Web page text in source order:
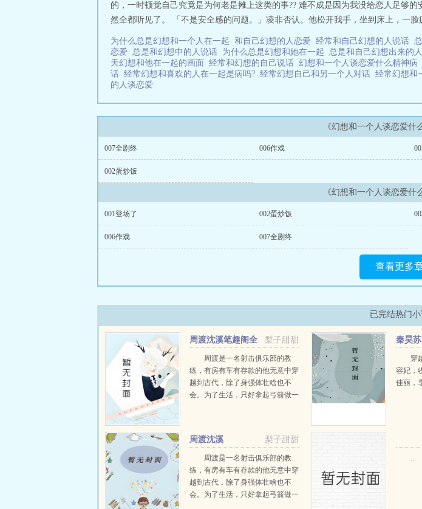
的，一时顿觉自己究竟是为何老是摊上这类的事?? 难不成是因为我没给恋人足够
然全都听见了。 「不是安全感的问题。」凌非否认。他松开我手，坐到床上，一
为什么总是幻想和一个人在一起 和自己幻想的人恋爱 经常和自己幻想的人说话
恋爱 总是和幻想中的人说话 为什么总是幻想和她在一起 总是和自己幻想出来的
天幻想和他在一起的画面 经常和幻想的自己说话 幻想和一个人谈恋爱什么精神病
话 经常幻想和喜欢的人在一起是病吗? 经常幻想自己和另一个人对话 经常幻想和
的人谈恋爱
《幻想和一个人谈恋爱什
007全剧终 006作戏
002蛋炒饭
《幻想和一个人谈恋爱什
001登场了 002蛋炒饭
006作戏 007全剧终
查看更多
已完结热门
梨子甜甜
周渡沈溪笔趣阁全
文免费阅读
周渡是一名射击俱乐部的教
练，有房有车有存款的他无意中穿
越到古代，除了身强体壮啥也不
会。为了生活，只好拿起弓箭做一
渡看着山下的寥寥炊烟，以及那...
秦昊
强昏
穿
容妃，
佳丽，
梨子甜甜
周渡沈溪
周渡是一名射击俱乐部的教
练，有房有车有存款的他无意中穿
越到古代，除了身强体壮啥也不
会。为了生活，只好拿起弓箭做一
...